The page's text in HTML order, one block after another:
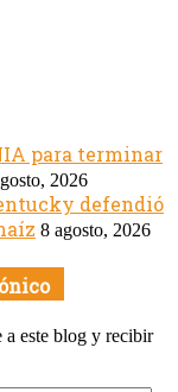
para terminar
2026
defendió
8 agosto, 2026
a este blog y recibir